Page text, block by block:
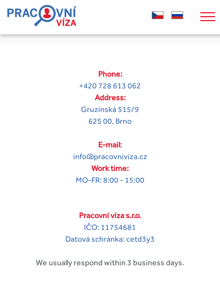
Phone:
+420 728 613 062
Address:
Gruzínská 515/9
625 00, Brno
E-mail:
info@pracovniviza.cz
Work time:
MO-FR: 8:00 - 15:00
Pracovní víza s.r.o.
IČO: 11754681
Datová schránka: cetd3y3
We usually respond within 3 business days.